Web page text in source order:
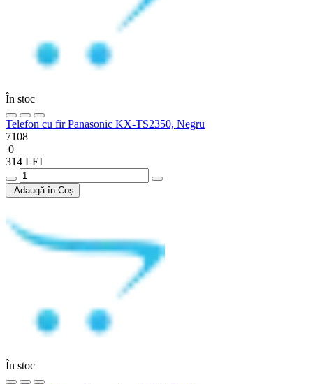
În stoc
Telefon cu fir Panasonic KX-TS2350, Negru
7108
0
314 LEI
Adaugă în Coș
În stoc